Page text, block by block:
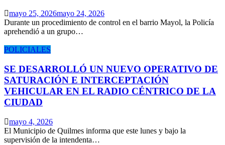
mayo 25, 2026mayo 24, 2026
Durante un procedimiento de control en el barrio Mayol, la Policía
aprehendió a un grupo…
POLICIALES
SE DESARROLLÓ UN NUEVO OPERATIVO DE
SATURACIÓN E INTERCEPTACIÓN
VEHICULAR EN EL RADIO CÉNTRICO DE LA
CIUDAD
mayo 4, 2026
El Municipio de Quilmes informa que este lunes y bajo la
supervisión de la intendenta…